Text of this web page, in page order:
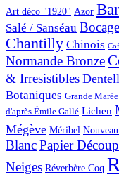
Art déco "1920" Azor
Salé / Sanséau Bocage
Chantilly Chinois
Normande Bronze
& Irresistibles
Botaniques Grande Marée
d'après Émile Gallé Lichen
Mégève Méribel
BlancPapier
Neiges Réverbère Coq